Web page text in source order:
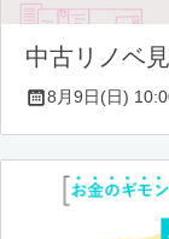
中古リノベ
8月9日(日)